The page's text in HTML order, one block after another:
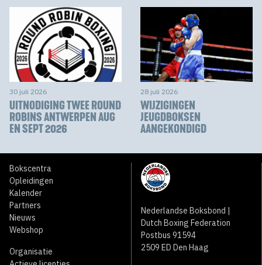
30 juli 2026
UITNODIGING TWEE ROUND
ROBINS ANTWERPEN AUG
EN SEPT 2026
28 juli 2026
WIJZIGINGEN
JEUGDBOKSEN
AANGEKONDIGD
Bokscentra
Opleidingen
Kalender
Partners
Nieuws
Webshop
Organisatie
Nederlandse Boksbond |
Dutch Boxing Federation
Postbus 91594
2509 ED Den Haag